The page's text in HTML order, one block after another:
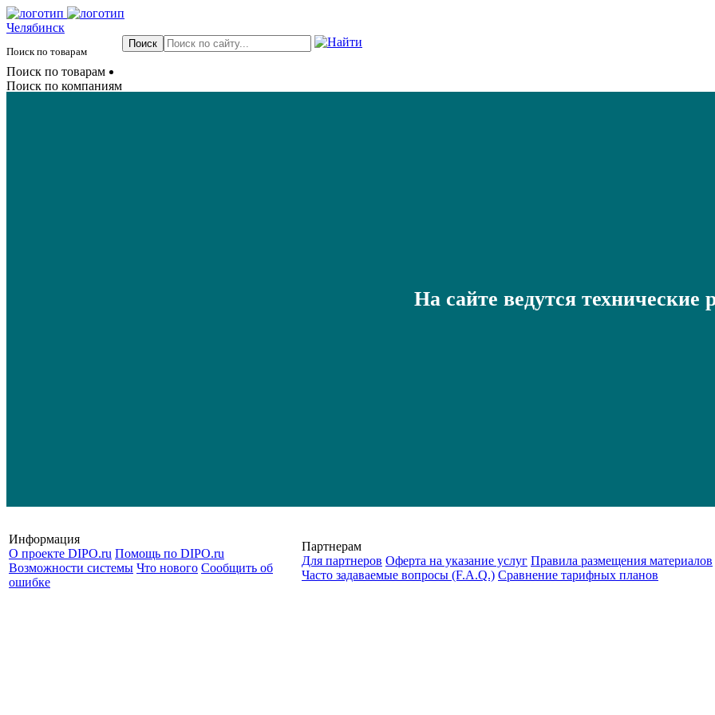
Челябинск
Поиск по товарам
Поиск по товарам
Поиск по компаниям
На сайте ведутся технические
Информация
О проекте DIPO.ru Помощь по DIPO.ru
Возможности системы Что нового Сообщить об
ошибке
Партнерам
Для партнеров Оферта на указание услуг Правила размещения материалов
Часто задаваемые вопросы (F.A.Q.) Cравнение тарифных планов